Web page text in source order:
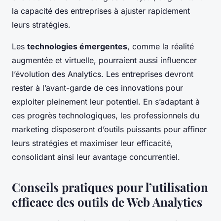
la capacité des entreprises à ajuster rapidement
leurs stratégies.
Les technologies émergentes, comme la réalité
augmentée et virtuelle, pourraient aussi influencer
l’évolution des Analytics. Les entreprises devront
rester à l’avant-garde de ces innovations pour
exploiter pleinement leur potentiel. En s’adaptant à
ces progrès technologiques, les professionnels du
marketing disposeront d’outils puissants pour affiner
leurs stratégies et maximiser leur efficacité,
consolidant ainsi leur avantage concurrentiel.
Conseils pratiques pour l’utilisation
efficace des outils de Web Analytics